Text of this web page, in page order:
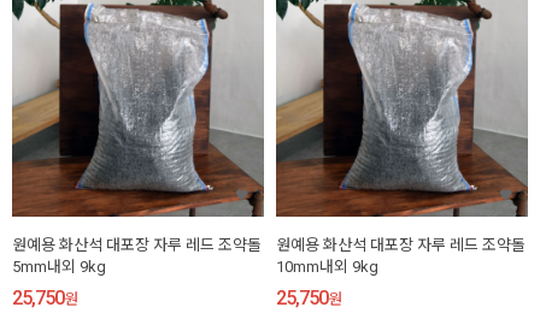
원예용 화산석 대포장 자루 레드 조약돌
5mm내외 9kg
25,750원
원예용 화산석 대포장 자루 레드 조약돌
10mm내외 9kg
25,750원